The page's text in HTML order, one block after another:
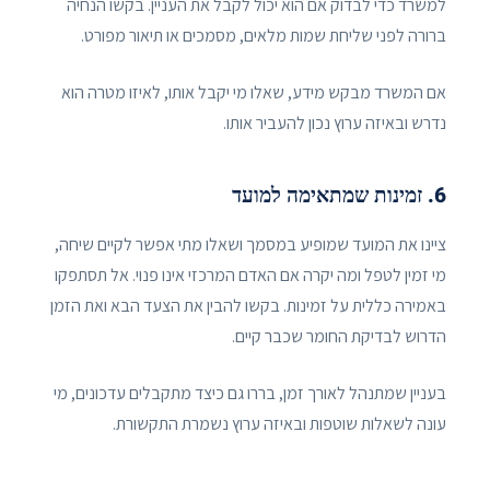
למשרד כדי לבדוק אם הוא יכול לקבל את העניין. בקשו הנחיה
ברורה לפני שליחת שמות מלאים, מסמכים או תיאור מפורט.
אם המשרד מבקש מידע, שאלו מי יקבל אותו, לאיזו מטרה הוא
נדרש ובאיזה ערוץ נכון להעביר אותו.
6. זמינות שמתאימה למועד
ציינו את המועד שמופיע במסמך ושאלו מתי אפשר לקיים שיחה,
מי זמין לטפל ומה יקרה אם האדם המרכזי אינו פנוי. אל תסתפקו
באמירה כללית על זמינות. בקשו להבין את הצעד הבא ואת הזמן
הדרוש לבדיקת החומר שכבר קיים.
בעניין שמתנהל לאורך זמן, בררו גם כיצד מתקבלים עדכונים, מי
עונה לשאלות שוטפות ובאיזה ערוץ נשמרת התקשורת.